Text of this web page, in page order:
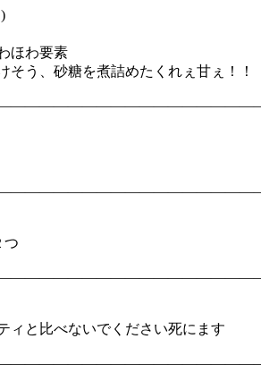
ほわ要素
う、砂糖を煮詰めたくれぇ甘ぇ！！
つ
ィと比べないでください死にます